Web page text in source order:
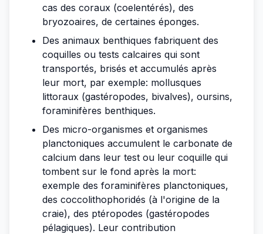
cas des coraux (coelentérés), des
bryozoaires, de certaines éponges.
Des animaux benthiques fabriquent des
coquilles ou tests calcaires qui sont
transportés, brisés et accumulés après
leur mort, par exemple: mollusques
littoraux (gastéropodes, bivalves), oursins,
foraminifères benthiques.
Des micro-organismes et organismes
planctoniques accumulent le carbonate de
calcium dans leur test ou leur coquille qui
tombent sur le fond après la mort:
exemple des foraminifères planctoniques,
des coccolithophoridés (à l'origine de la
craie), des ptéropodes (gastéropodes
pélagiques). Leur contribution